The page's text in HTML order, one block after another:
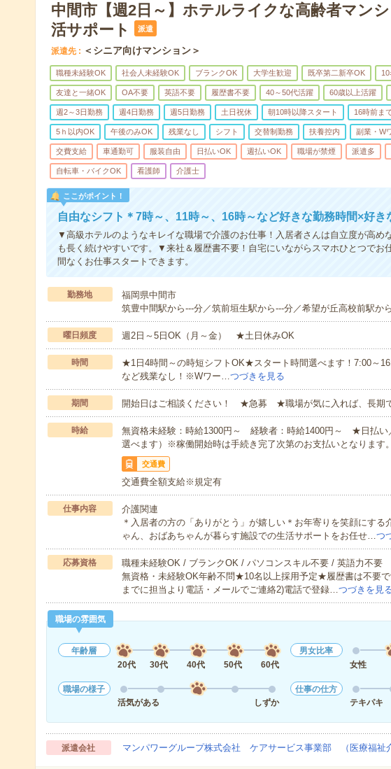
中間市【週2日～】ホテルライクな高齢者マン
活サポート
派遣
派遣先 ＜シニア向けマンション＞
職種未経験OK 社会人未経験OK ブランクOK 大学生歓迎 既卒第二新卒OK
友達と一緒OK OA不要 英語不要 履歴書不要 40～50代活躍 60歳以上活躍
週2～3日勤務 週4日勤務 週5日勤務 土日祝休 朝10時以降スタート 16時前ま
5ｈ以内OK 午後のみOK 残業なし シフト 交替制勤務 扶養控内 副業・W
交費支給 車通勤可 服装自由 日払いOK 週払いOK 職場が禁煙 派遣多
自転車・バイクOK 看護師 介護士
ここがポイント！
自由なシフト＊7時～、11時～、16時～など好きな勤務時間×好き
▼高級ホテルのようなキレイな職場で介護のお仕事！入居者さんは自立度が高め
も長く続けやすいです。▼来社＆履歴書不要！自宅にいながらスマホひとつでお
間なくお仕事スタートできます。
勤務地
福岡県中間市
筑豊中間駅から---分／筑前垣生駅から---分／希望が丘高校前駅か
曜日頻度 週2日～5日OK（月～金） ★土日休みOK
時間
★1日4時間～の時短シフトOK★スタート時間選べます！7:00～
など残業なし！※Wワー…つづきを見る
期間 開始日はご相談ください！ ★急募 ★職場が気に入れば、長期で
時給
無資格未経験：時給1300円～ 経験者：時給1400円～ ★日払い
選べます）※稼働開始時は手続き完了次第のお支払いとなります。
交通費
交通費全額支給※規定有
仕事内容
介護関連
＊入居者の方の「ありがとう」が嬉しい＊お年寄りを笑顔にする
ゃん、おばあちゃんが暮らす施設での生活サポートをお任せ…つ
応募資格
職種未経験OK / ブランクOK / パソコンスキル不要 / 英語力不要
無資格・未経験OK年齢不問★10名以上採用予定★履歴書は不要
までに担当より電話・メールでご連絡2)電話で登録…つづきを見
職場の雰囲気
年齢層
20代
30代 40代 50代 60代
男女比率
女性
職場の様子
活気がある
しずか
仕事の仕方
テキパキ
派遣会社 マンパワーグループ株式会社 ケアサービス事業部 （医療福祉